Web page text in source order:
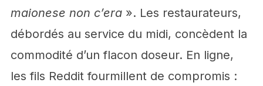
maionese non c’era». Les restaurateurs,
débordés au service du midi, concèdent la
commodité d’un flacon doseur. En ligne,
les fils Reddit fourmillent de compromis :